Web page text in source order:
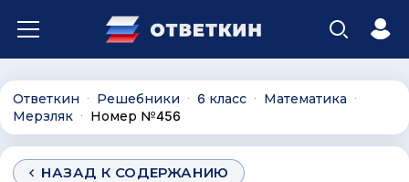
Ответкин ∙ Решебники ∙ 6 класс ∙ Математика ∙
Мерзляк ∙ Номер №456
НАЗАД К СОДЕРЖАНИЮ